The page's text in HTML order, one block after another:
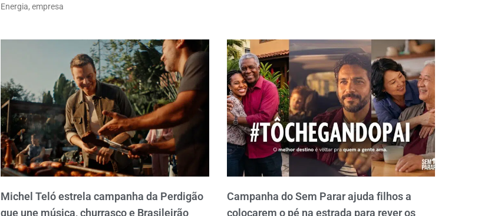
Energia, empresa
Michel Teló estrela campanha da Perdigão
que une música, churrasco e Brasileirão
Campanha do Sem Parar ajuda filhos a
colocarem o pé na estrada para rever os